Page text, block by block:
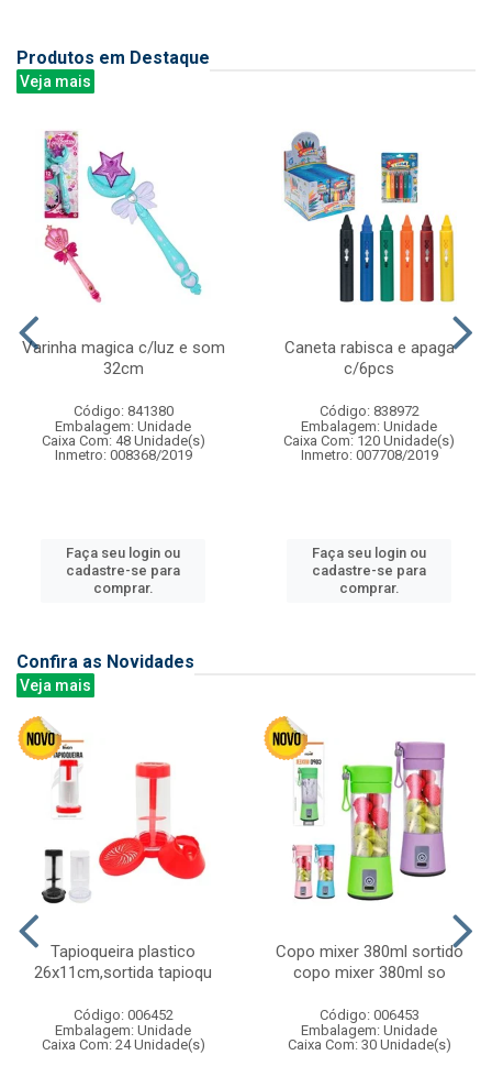
Produtos em Destaque
Veja mais
Varinha magica c/luz e som
32cm
Código: 841380
Embalagem: Unidade
Caixa Com: 48 Unidade(s)
Inmetro: 008368/2019
Faça seu login ou
cadastre-se para
comprar.
Caneta rabisca e apaga
c/6pcs
Código: 838972
Embalagem: Unidade
Caixa Com: 120 Unidade(s)
Inmetro: 007708/2019
Faça seu login ou
cadastre-se para
comprar.
Confira as Novidades
Veja mais
Tapioqueira plastico
26x11cm,sortida tapioqu
Código: 006452
Embalagem: Unidade
Caixa Com: 24 Unidade(s)
Copo mixer 380ml sortido
copo mixer 380ml so
Código: 006453
Embalagem: Unidade
Caixa Com: 30 Unidade(s)